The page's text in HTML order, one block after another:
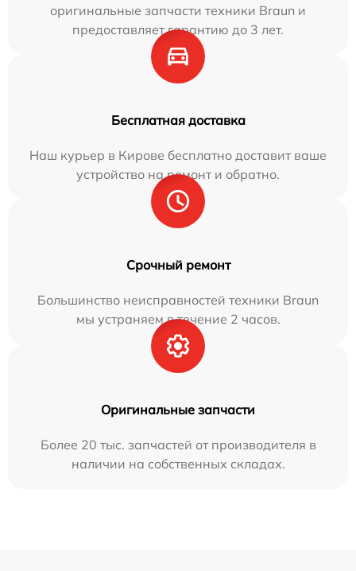
оригинальные запчасти техники Braun и
предоставляет гарантию до 3 лет.
Бесплатная доставка
Наш курьер в Кирове бесплатно доставит ваше
устройство на ремонт и обратно.
Срочный ремонт
Большинство неисправностей техники Braun
мы устраняем в течение 2 часов.
Оригинальные запчасти
Более 20 тыс. запчастей от производителя в
наличии на собственных складах.